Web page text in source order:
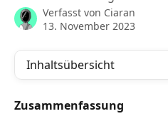
Verfasst von Ciaran
13. November 2023
Inhaltsübersicht
Zusammenfassung